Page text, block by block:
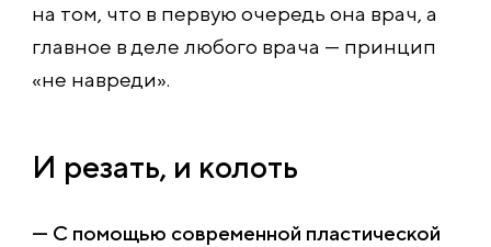
на том, что в первую очередь она врач, а
главное в деле любого врача — принцип
«не навреди».
И резать, и колоть
— С помощью современной пластической